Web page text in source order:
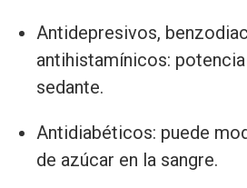
Antidepresivos,
antihistamínicos:
sedante.
Antidiabéticos: puede
de azúcar en la sangre.